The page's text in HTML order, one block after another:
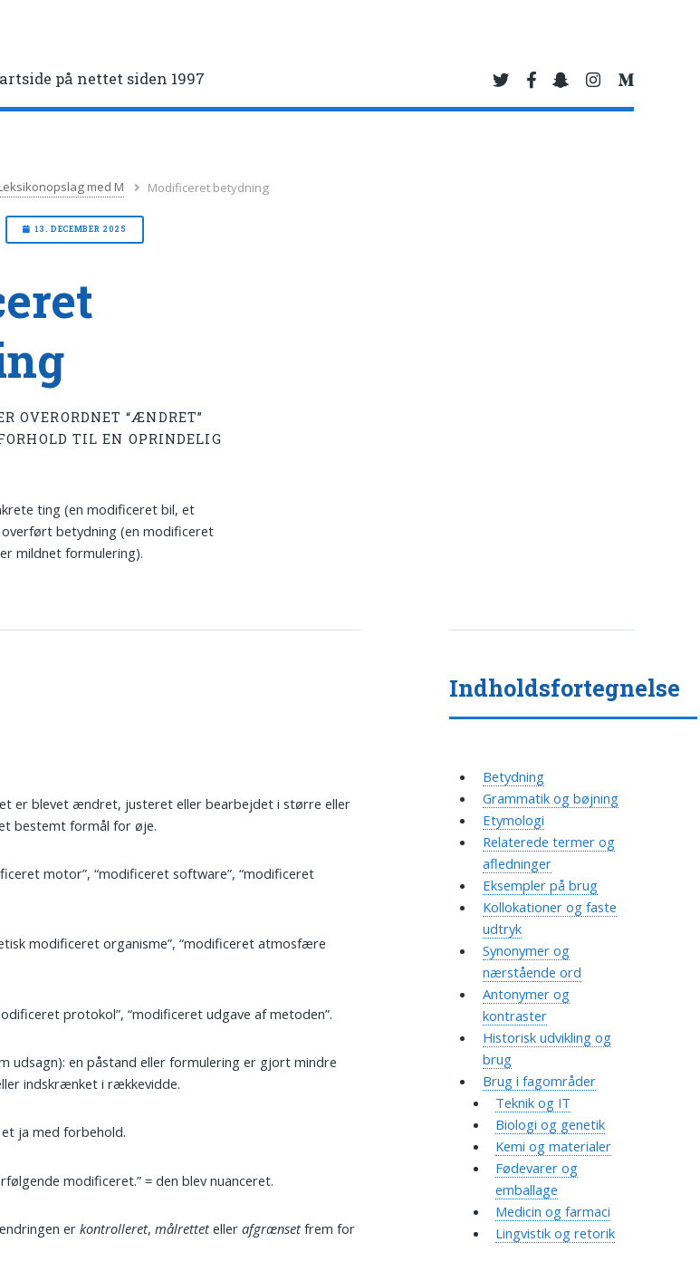
på nettet siden 1997
med M Modificeret betydning
13. DECEMBER 2025
OVERORDNET “ÆNDRET”
TIL EN OPRINDELIG
ting (en modificeret bil, et
betydning (en modificeret
mildnet formulering).
er blevet ændret, justeret eller bearbejdet i større eller
bestemt formål for øje.
motor”, “modificeret software”, “modificeret
modificeret organisme”, “modificeret atmosfære
protokol”, “modificeret udgave af metoden”.
udsagn): en påstand eller formulering er gjort mindre
indskrænket i rækkevidde.
ja med forbehold.
modificeret.” = den blev nuanceret.
erkontrolleret,målrettetellerafgrænsetfrem for
Indholdsfortegnelse
Betydning
Grammatik og bøjning
Etymologi
Relaterede termer og
afledninger
Eksempler på brug
Kollokationer og faste
udtryk
Synonymer og
nærstående ord
Antonymer og
kontraster
Historisk udvikling og
brug
Brug i fagområder
Teknik og IT
Biologi og genetik
Kemi og materialer
Fødevarer og
emballage
Medicin og farmaci
Lingvistik og retorik